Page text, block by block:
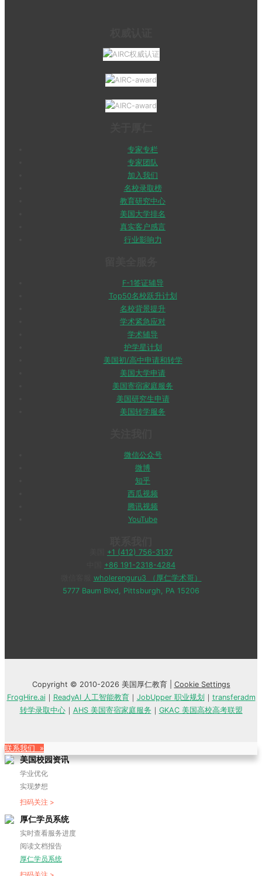
专家专栏
专家团队
加入我们
名校录取榜
教育研究中心
美国大学排名
真实客户感言
行业影响力
F-1签证辅导
Top50名校跃升计划
名校背景提升
学术紧急应对
学术辅导
护学星计划
美国初/高中申请和转学
美国大学申请
美国寄宿家庭服务
美国研究生申请
美国转学服务
微信公众号
微博
知乎
西瓜视频
腾讯视频
YouTube
+1 (412) 756-3137
+86 191-2318-4284
wholerenguru3 （厚仁学术哥）
5777 Baum Blvd, Pittsburgh, PA 15206
Copyright © 2010-2026 美国厚仁教育 | Cookie Settings
FrogHire.ai｜ ReadyAI 人工智能教育｜ JobUpper 职业规划 ｜ transferadm
转学录取中心｜ AHS 美国寄宿家庭服务 ｜ GKAC 美国高校高考联盟
联系我们 »
美国校园资讯
学业优化
实现梦想
扫码关注 >
厚仁学员系统
实时查看服务进度
阅读文档报告
厚仁学员系统